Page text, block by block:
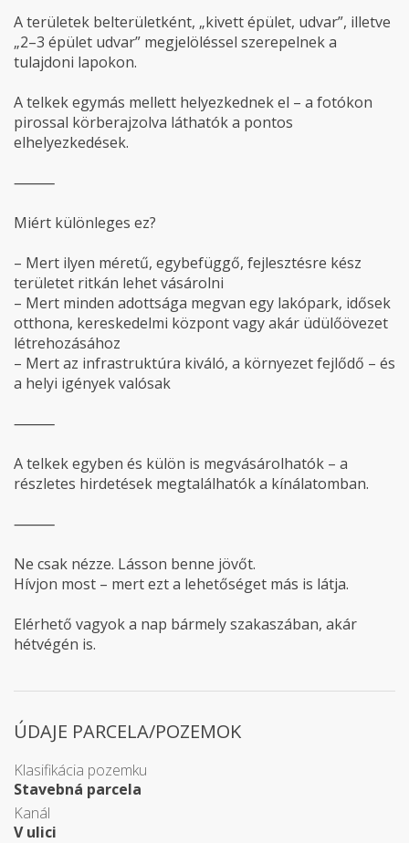
A területek belterületként, „kivett épület, udvar”, illetve
„2–3 épület udvar” megjelöléssel szerepelnek a
tulajdoni lapokon.
A telkek egymás mellett helyezkednek el – a fotókon
pirossal körberajzolva láthatók a pontos
elhelyezkedések.
⸻
Miért különleges ez?
– Mert ilyen méretű, egybefüggő, fejlesztésre kész
területet ritkán lehet vásárolni
– Mert minden adottsága megvan egy lakópark, idősek
otthona, kereskedelmi központ vagy akár üdülőövezet
létrehozásához
– Mert az infrastruktúra kiváló, a környezet fejlődő – és
a helyi igények valósak
⸻
A telkek egyben és külön is megvásárolhatók – a
részletes hirdetések megtalálhatók a kínálatomban.
⸻
Ne csak nézze. Lásson benne jövőt.
Hívjon most – mert ezt a lehetőséget más is látja.
Elérhető vagyok a nap bármely szakaszában, akár
hétvégén is.
ÚDAJE PARCELA/POZEMOK
Klasifikácia pozemku
Stavebná parcela
Kanál
V ulici